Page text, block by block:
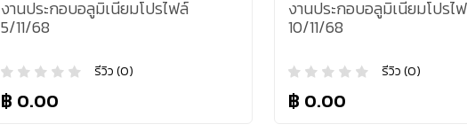
งานประกอบอลูมิเนียมโปรไฟล์
5/11/68
รีวิว (0)
฿ 0.00
งานประกอบอลูมิเนียมโปรไ
10/11/68
รีวิว (0)
฿ 0.00